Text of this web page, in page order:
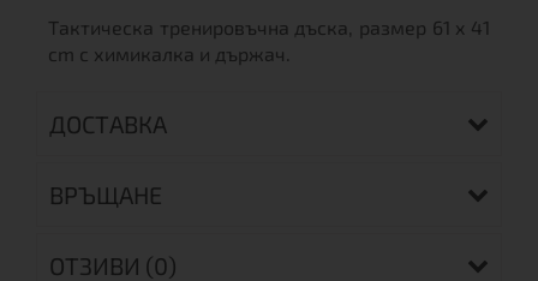
Тактическа тренировъчна дъска, размер 61 x 41
cm с химикалка и държач.
ДОСТАВКА
ВРЪЩАНЕ
ОТЗИВИ (0)